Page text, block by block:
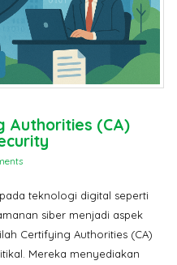
Authorities (CA)
teknologi digital seperti
siber menjadi aspek
Certifying Authorities (CA)
Mereka menyediakan
Kenapa
Sertifikat SSL
Tembus
Pertama Google di 2026?